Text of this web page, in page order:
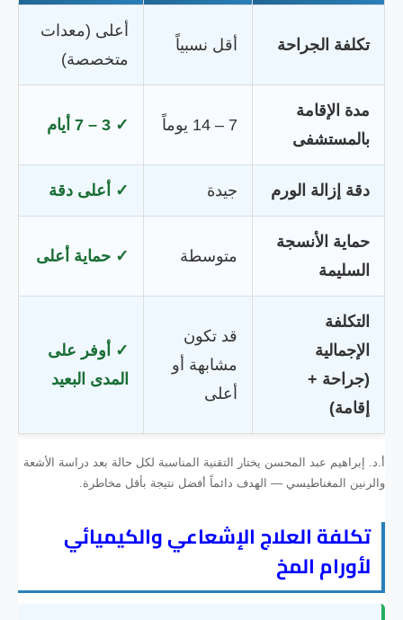
تكلفة الجراحة أقل نسبياً
أعلى (معدات
متخصصة)
مدة الإقامة
بالمستشفى
7 – 14 يوماً ✓ 3 – 7 أيام
دقة إزالة الورم جيدة ✓ أعلى دقة
حماية الأنسجة
السليمة
متوسطة ✓ حماية أعلى
التكلفة
الإجمالية
(جراحة +
إقامة)
قد تكون
مشابهة أو
أعلى
✓ أوفر على
المدى البعيد
أ.د. إبراهيم عبد المحسن يختار التقنية المناسبة لكل حالة بعد دراسة الأشعة
والرنين المغناطيسي — الهدف دائماً أفضل نتيجة بأقل مخاطرة.
تكلفة العلاج الإشعاعي والكيميائي
لأورام المخ